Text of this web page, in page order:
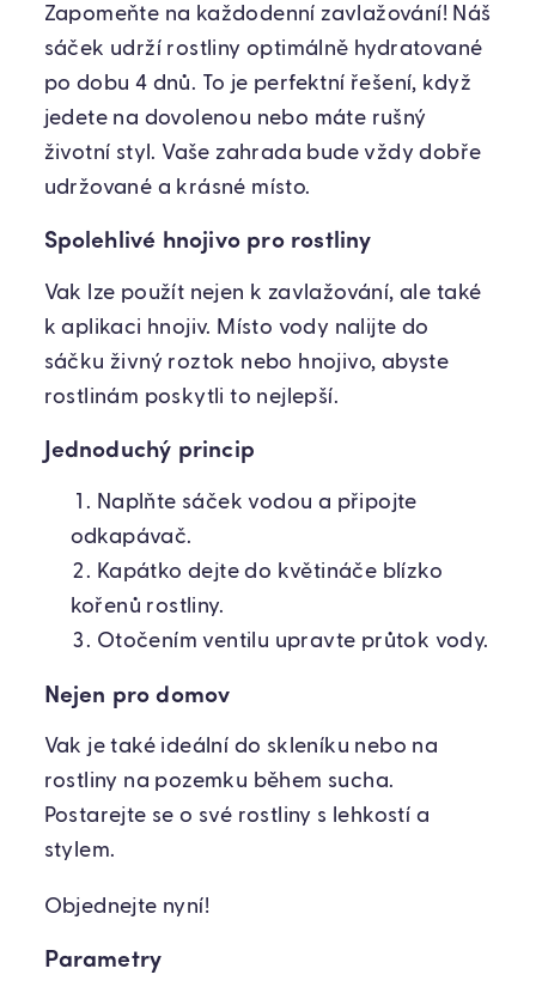
Zapomeňte na každodenní zavlažování! Náš
sáček udrží rostliny optimálně hydratované
po dobu 4 dnů. To je perfektní řešení, když
jedete na dovolenou nebo máte rušný
životní styl. Vaše zahrada bude vždy dobře
udržované a krásné místo.
Spolehlivé hnojivo pro rostliny
Vak lze použít nejen k zavlažování, ale také
k aplikaci hnojiv. Místo vody nalijte do
sáčku živný roztok nebo hnojivo, abyste
rostlinám poskytli to nejlepší.
Jednoduchý princip
Naplňte sáček vodou a připojte
odkapávač.
Kapátko dejte do květináče blízko
kořenů rostliny.
Otočením ventilu upravte průtok vody.
Nejen pro domov
Vak je také ideální do skleníku nebo na
rostliny na pozemku během sucha.
Postarejte se o své rostliny s lehkostí a
stylem.
Objednejte nyní!
Parametry